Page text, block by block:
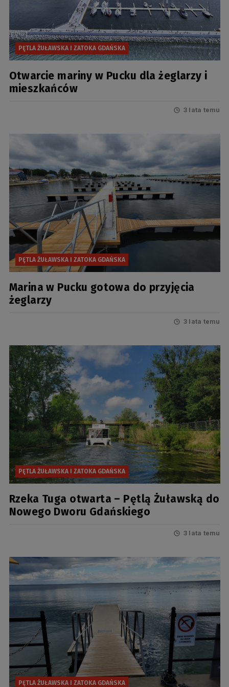
PĘTLA ŻUŁAWSKA I ZATOKA GDAŃSKA
Otwarcie mariny w Pucku dla żeglarzy i
mieszkańców
3 lata temu
PĘTLA ŻUŁAWSKA I ZATOKA GDAŃSKA
Marina w Pucku gotowa do przyjęcia
żeglarzy
3 lata temu
PĘTLA ŻUŁAWSKA I ZATOKA GDAŃSKA
Rzeka Tuga otwarta – Pętlą Żuławską do
Nowego Dworu Gdańskiego
3 lata temu
PĘTLA ŻUŁAWSKA I ZATOKA GDAŃSKA